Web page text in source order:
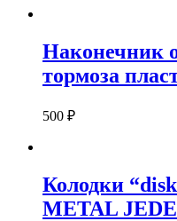
Наконечник
тормоза
500 ₽
Колодки
METAL